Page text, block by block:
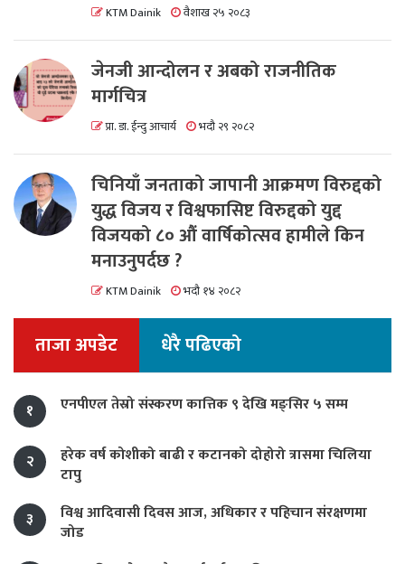
KTM Dainik वैशाख २५ २०८३
जेनजी आन्दोलन र अबको राजनीतिक
मार्गचित्र
प्रा. डा. ईन्दु आचार्य भदौ २९ २०८२
चिनियाँ जनताको जापानी आक्रमण विरुद्दको
युद्ध विजय र विश्वफासिष्ट विरुद्दको युद्द
विजयको ८० औं वार्षिकोत्सव हामीले किन
मनाउनुपर्दछ ?
KTM Dainik भदौ १४ २०८२
ताजा अपडेट धेरै पढिएको
१ एनपीएल तेस्रो संस्करण कात्तिक ९ देखि मङ्सिर ५ सम्म
२
हरेक वर्ष कोशीको बाढी र कटानको दोहोरो त्रासमा चिलिया
टापु
३
विश्व आदिवासी दिवस आज, अधिकार र पहिचान संरक्षणमा
जोड